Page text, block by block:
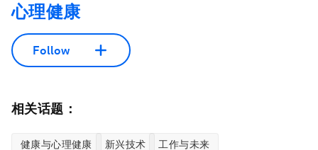
心理健康
Follow
相关话题：
健康与心理健康 新兴技术 工作与未来